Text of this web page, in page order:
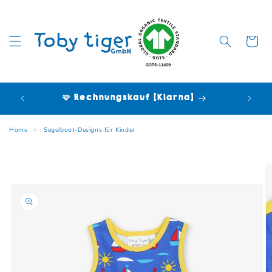
🩷 Rechnungskauf [Klarna]
Home < Segelboot-Designs für Kinder